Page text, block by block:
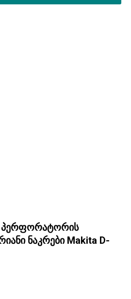
პერფორატორის
ნაკრები Makita D-